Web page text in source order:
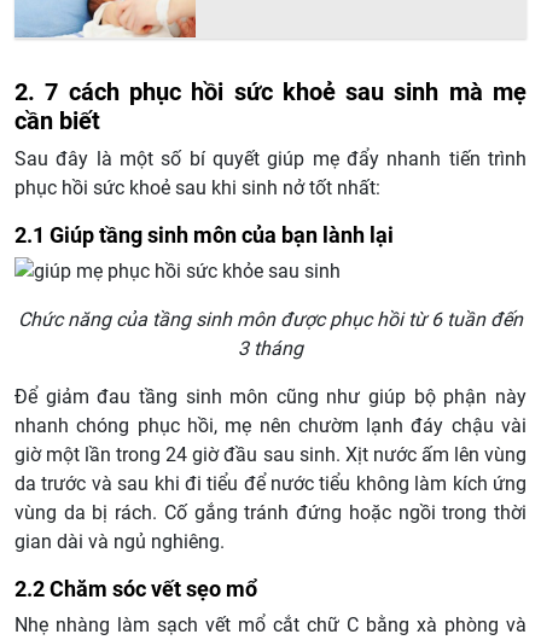
2. 7 cách phục hồi sức khoẻ sau sinh mà mẹ
cần biết
Sau đây là một số bí quyết giúp mẹ đẩy nhanh tiến trình
phục hồi sức khoẻ sau khi sinh nở tốt nhất:
2.1 Giúp tầng sinh môn của bạn lành lại
Chức năng của tầng sinh môn được phục hồi từ 6 tuần đến
3 tháng
Để giảm đau tầng sinh môn cũng như giúp bộ phận này
nhanh chóng phục hồi, mẹ nên chườm lạnh đáy chậu vài
giờ một lần trong 24 giờ đầu sau sinh. Xịt nước ấm lên vùng
da trước và sau khi đi tiểu để nước tiểu không làm kích ứng
vùng da bị rách. Cố gắng tránh đứng hoặc ngồi trong thời
gian dài và ngủ nghiêng.
2.2 Chăm sóc vết sẹo mổ
Nhẹ nhàng làm sạch vết mổ cắt chữ C bằng xà phòng và